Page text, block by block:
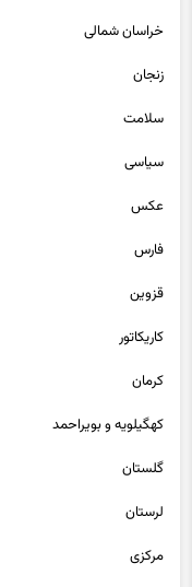
خراسان شمالی
زنجان
سلامت
سیاسی
عکس
فارس
قزوین
کاریکاتور
کرمان
کهگیلویه و بویراحمد
گلستان
لرستان
مرکزی